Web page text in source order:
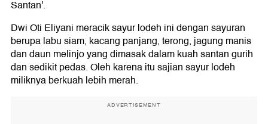
Santan'.
Dwi Oti Eliyani meracik sayur lodeh ini dengan sayuran
berupa labu siam, kacang panjang, terong, jagung manis
dan daun melinjo yang dimasak dalam kuah santan gurih
dan sedikit pedas. Oleh karena itu sajian sayur lodeh
miliknya berkuah lebih merah.
ADVERTISEMENT